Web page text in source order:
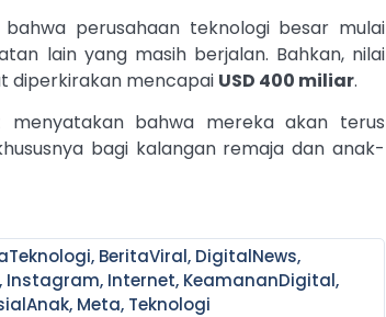
perusahaan teknologi besar mulai
lain yang masih berjalan. Bahkan, nilai
diperkirakan mencapai USD 400 miliar.
menyatakan bahwa mereka akan terus
bagi kalangan remaja dan anak-
, BeritaViral, DigitalNews,
, Instagram, Internet, KeamananDigital,
, Meta, Teknologi